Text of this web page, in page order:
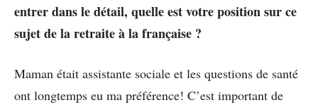
entrer dans le détail, quelle est votre position sur ce
sujet de la retraite à la française ?
Maman était assistante sociale et les questions de santé
ont longtemps eu ma préférence! C’est important de